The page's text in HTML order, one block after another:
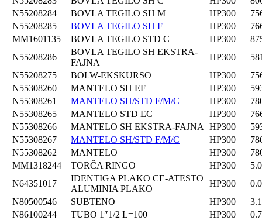
N55208284
BOVLA TEGILO SH M HP300
N55208285
BOVLA TEGILO SH F HP300
MM1601135
BOVLA TEGILO STD C HP300
N55208286
BOVLA TEGILO SH EKSTRA-
FAJNA
HP300
N55208275
BOLW-EKSKURSO HP300
N55308260
MANTELO SH EF HP300
N55308261
MANTELO SH/STD F/M/C HP300
N55308265
MANTELO STD EC HP300
N55308266
MANTELO SH EKSTRA-FAJNA HP300
N55308267
MANTELO SH/STD F/M/C HP300
N55308262
MANTELO HP300
MM1318244
TORĈA RINGO HP300
N64351017
IDENTIGA PLAKO CE-ATESTO
ALUMINIA PLAKO
HP300
N80500546
SUBTENO HP300
N86100244
TUBO 1″1/2 L=100 HP300